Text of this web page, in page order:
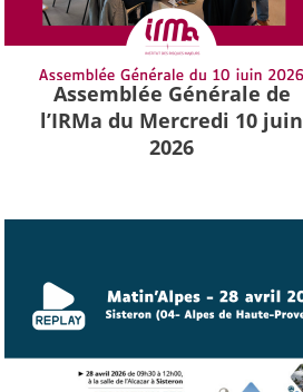
Assemblée Générale de
l’IRMa du Mercredi 10 juin
2026